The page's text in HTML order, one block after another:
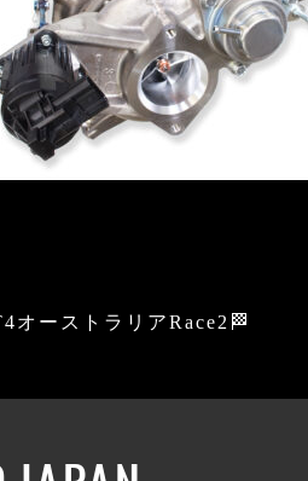
オーストラリアRace2🏁